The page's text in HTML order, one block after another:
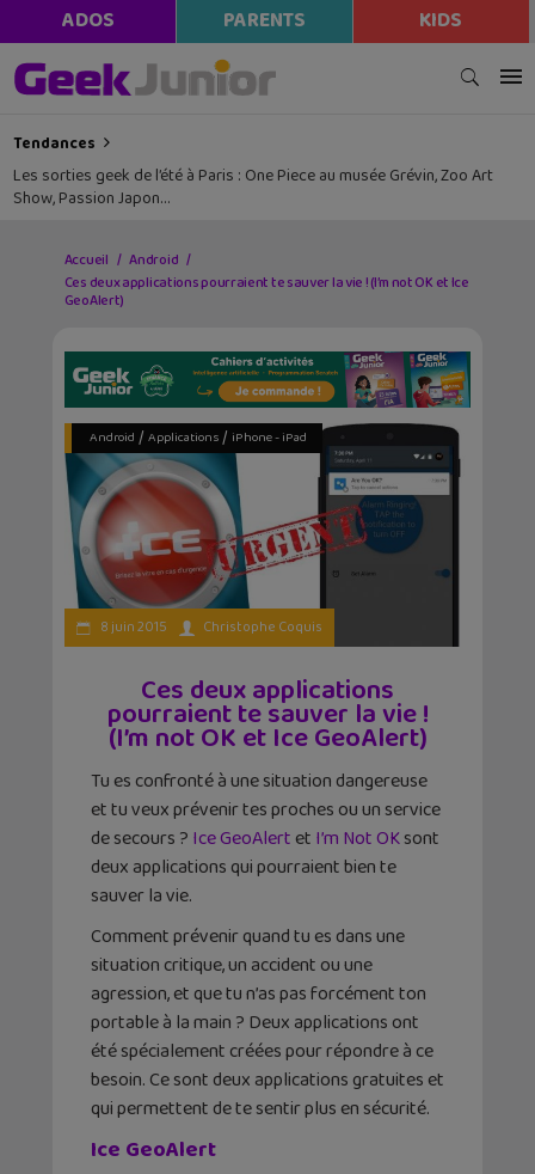
ADOS PARENTS KIDS
Tendances
Les sorties geek de l’été à Paris : One Piece au musée Grévin, Zoo Art
Show, Passion Japon…
Accueil
Android
Ces deux applications pourraient te sauver la vie ! (I’m not OK et Ice
GeoAlert)
Android / Applications/ iPhone - iPad
8 juin 2015 Christophe Coquis
Ces deux applications
pourraient te sauver la vie !
(I’m not OK et Ice GeoAlert)
Tu es confronté à une situation dangereuse
et tu veux prévenir tes proches ou un service
de secours ? Ice GeoAlert et I’m Not OKsont
deux applications qui pourraient bien te
sauver la vie.
Comment prévenir quand tu es dans une
situation critique, un accident ou une
agression, et que tu n’as pas forcément ton
portable à la main ? Deux applications ont
été spécialement créées pour répondre à ce
besoin. Ce sont deux applications gratuites et
qui permettent de te sentir plus en sécurité.
Ice GeoAlert